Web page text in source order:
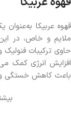
قهوه عربیکا
ملایم و خاص، در
حاوی ترکیبات
افزایش انرژی کمک
باعث کاهش خستگی و